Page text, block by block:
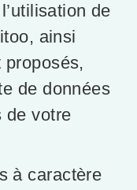
de
ainsi
proposés,
de données
de votre
à caractère